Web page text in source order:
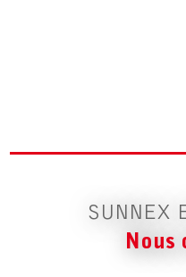
SUNNEX
Nous